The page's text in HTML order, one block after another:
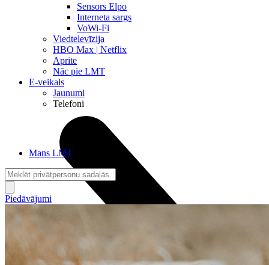
Sensors Elpo
Interneta sargs
VoWi-Fi
Viedtelevīzija
HBO Max | Netflix
Aprite
Nāc pie LMT
E-veikals
Jaunumi
Telefoni
Mans LMT
Piedāvājumi